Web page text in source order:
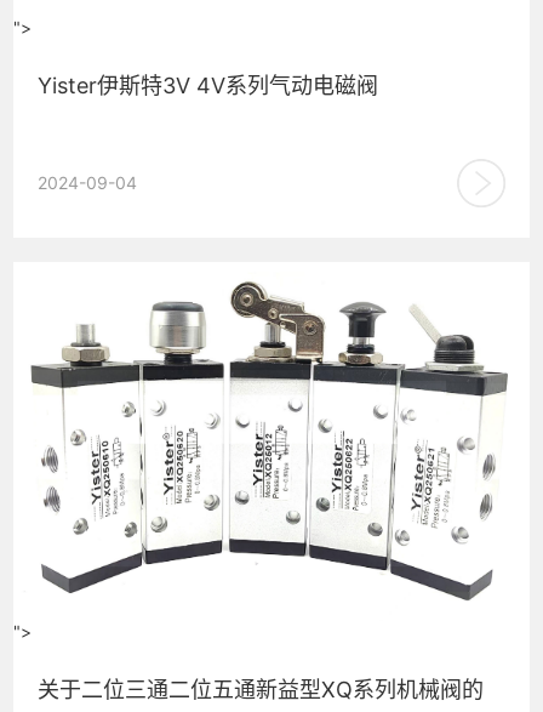
">
Yister伊斯特3V 4V系列气动电磁阀
Yister伊斯特气动生产的3V和4V系列的气动电磁阀,有常开和常
闭两种功能。常开型电磁阀在断电状态下阀门打开，通电状
2024-09-04
">
关于二位三通二位五通新益型XQ系列机械阀的